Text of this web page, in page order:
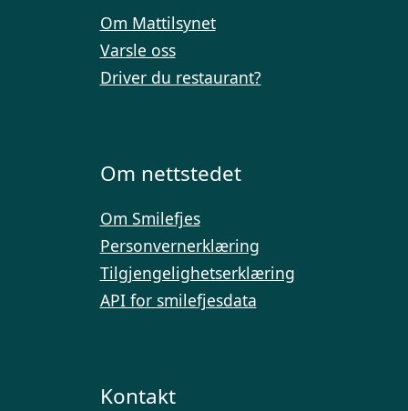
Om Mattilsynet
Varsle oss
Driver du restaurant?
Om nettstedet
Om Smilefjes
Personvernerklæring
Tilgjengelighetserklæring
API for smilefjesdata
Kontakt